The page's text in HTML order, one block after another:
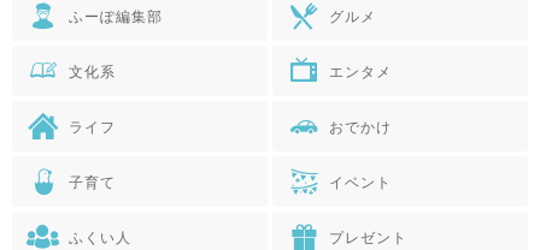
ふーぽ編集部 グルメ
文化系 エンタメ
ライフ おでかけ
子育て イベント
ふくい人 プレゼント